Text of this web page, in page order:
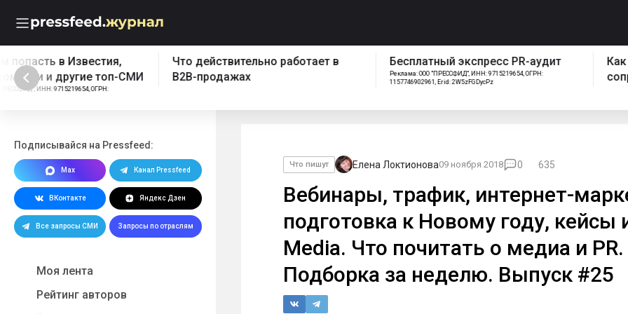
Что действительно работает в
B2B-продажах
Бесплатный экспресс PR-аудит
Реклама: ООО "ПРЕССФИД", ИНН: 9715219654, ОГРН:
1157746902961, Erid: 2W5zFGDycPz
Как работает отдел
сопровождения Pressfeed
Подписывайся на Pressfeed:
Max Канал Pressfeed
ВКонтакте Яндекс Дзен
Все запросы СМИ Запросы по отраслям
Моя лента
Рейтинг авторов
Что пишут Елена Локтионова09 ноября 2018 0 635
Вебинары, трафик, интернет-
подготовка к Новому году, кейсы
Media. Что почитать о медиа и PR.
Подборка за неделю. Выпуск #25